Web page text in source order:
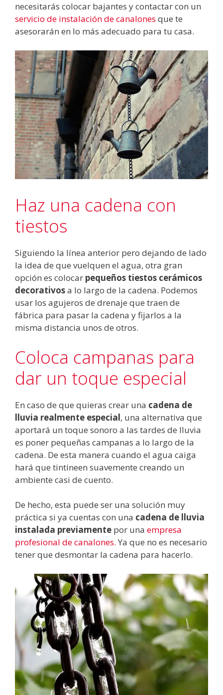
necesitarás colocar bajantes y contactar con un
servicio de instalación de canalones que te
asesorarán en lo más adecuado para tu casa.
Haz una cadena con
tiestos
Siguiendo la línea anterior pero dejando de lado
la idea de que vuelquen el agua, otra gran
opción es colocar pequeños tiestos cerámicos
decorativosa lo largo de la cadena. Podemos
usar los agujeros de drenaje que traen de
fábrica para pasar la cadena y fijarlos a la
misma distancia unos de otros.
Coloca campanas para
dar un toque especial
En caso de que quieras crear una cadena de
lluvia realmente especial, una alternativa que
aportará un toque sonoro a las tardes de lluvia
es poner pequeñas campanas a lo largo de la
cadena. De esta manera cuando el agua caiga
hará que tintineen suavemente creando un
ambiente casi de cuento.
De hecho, esta puede ser una solución muy
práctica si ya cuentas con una cadena de lluvia
instalada previamente por una empresa
profesional de canalones. Ya que no es necesario
tener que desmontar la cadena para hacerlo.